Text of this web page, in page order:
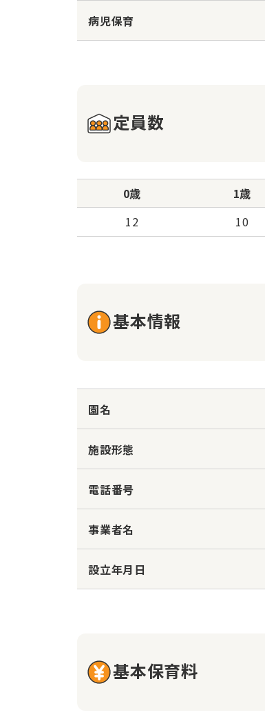
病児保育
定員数
0歳 1歳
12
10
基本情報
園名
施設形態
電話番号
事業者名
設立年月日
基本保育料